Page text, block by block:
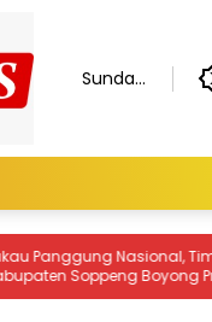
Sunday,
Camat
Jalan HUT RI